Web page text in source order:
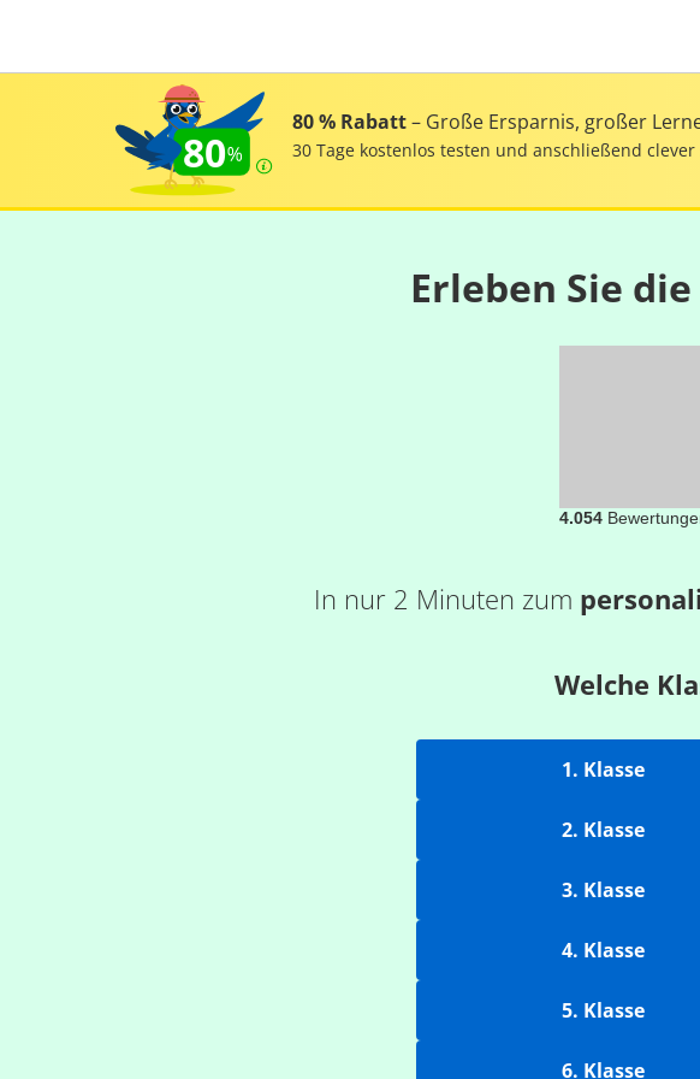
80
80 % Rabatt– Große Ersparnis, großer
30 Tage kostenlos testen und anschließend clever
Erleben Sie
4.054
In nur 2 Minuten zum
Welche
1. Klasse
2. Klasse
3. Klasse
4. Klasse
5. Klasse
6. Klasse